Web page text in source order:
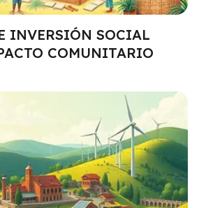
INVERSIÓN SOCIAL
COMUNITARIO